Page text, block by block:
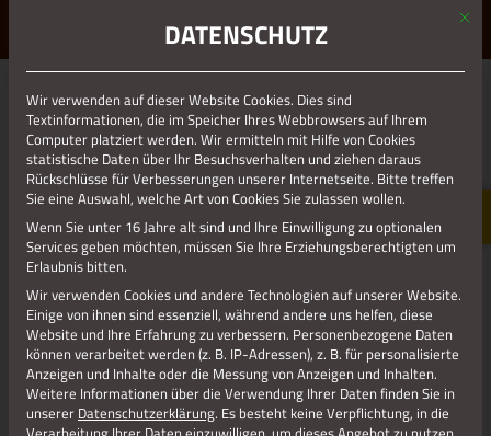
ERLEBE STOLBERG.ERLEBE DICH.
RHEINISCHES MEDIZIN- UND
PHARMAZIEMUSEUM – AUCH
VIRTUELL
Wir
Museumspaten sind glücklich, eine neue und hoffentlich
langfristige Heimat für unsere Ausstellungsstücke im „Treff
Mit
DATENSCHUTZ
Wir verwenden auf dieser Website Cookies. Dies sind
Textinformationen, die im Speicher Ihres Webbrowsers auf Ihrem
Computer platziert werden. Wir ermitteln mit Hilfe von Cookies
statistische Daten über Ihr Besuchsverhalten und ziehen daraus
Rückschlüsse für Verbesserungen unserer Internetseite. Bitte treffen
Sie eine Auswahl, welche Art von Cookies Sie zulassen wollen.
Wenn Sie unter 16 Jahre alt sind und Ihre Einwilligung zu optionalen
Services geben möchten, müssen Sie Ihre Erziehungsberechtigten um
Erlaubnis bitten.
Wir verwenden Cookies und andere Technologien auf unserer Website.
Einige von ihnen sind essenziell, während andere uns helfen, diese
Website und Ihre Erfahrung zu verbessern. Personenbezogene Daten
können verarbeitet werden (z. B. IP-Adressen), z. B. für personalisierte
Anzeigen und Inhalte oder die Messung von Anzeigen und Inhalten.
Weitere Informationen über die Verwendung Ihrer Daten finden Sie in
unserer Datenschutzerklärung. Es besteht keine Verpflichtung, in die